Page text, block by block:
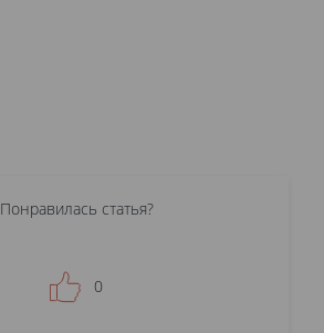
Понравилась статья?
0